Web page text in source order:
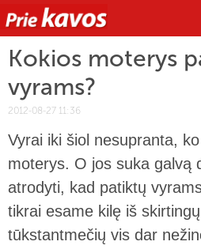
Kokios moterys
vyrams?
2012-08-27 11:36
Vyrai iki šiol nesupranta,
moterys. O jos suka galvą
atrodyti, kad patiktų
tikrai esame kilę iš
tūkstantmečių vis dar